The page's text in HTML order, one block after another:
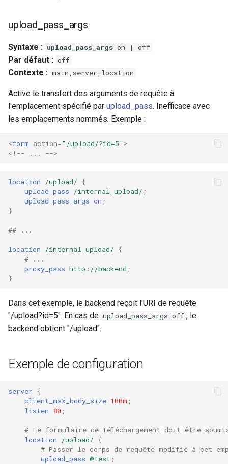
upload_pass_args
Syntaxe : upload_pass_args on | off
Par défaut : off
Contexte : main,server,location
Active le transfert des arguments de requête à
l'emplacement spécifié par upload_pass. Inefficace avec
les emplacements nommés. Exemple :
<form action="/upload/?id=5" >
<!-- ... -->
location /upload/
{
upload_pass
/internal_upload/ ;
upload_pass_args on ;
}
## ...
location /internal_upload/
{
# ...
proxy_pass http://backend ;
}
Dans cet exemple, le backend reçoit l'URI de requête
"/upload?id=5". En cas de upload_pass_args off , le
backend obtient "/upload".
Exemple de configuration
server
{
client_max_body_size 100m ;
listen 80 ;
# Le formulaire de téléchargement doit être
location
/upload/
{
# Passer le corps de requête modifié à cet
upload_pass @test ;